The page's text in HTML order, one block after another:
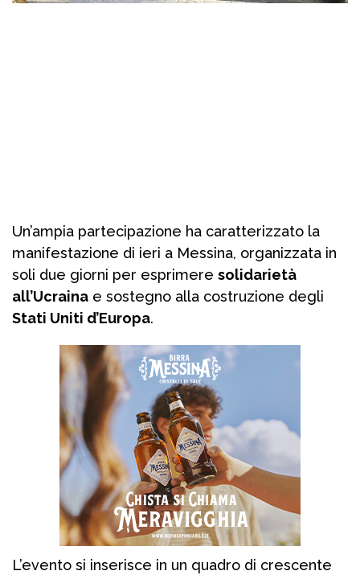
Un’ampia partecipazione ha caratterizzato la
manifestazione di ieri a Messina, organizzata in
soli due giorni per esprimere solidarietà
all’Ucraina e sostegno alla costruzione degli
Stati Uniti d’Europa.
L’evento si inserisce in un quadro di crescente